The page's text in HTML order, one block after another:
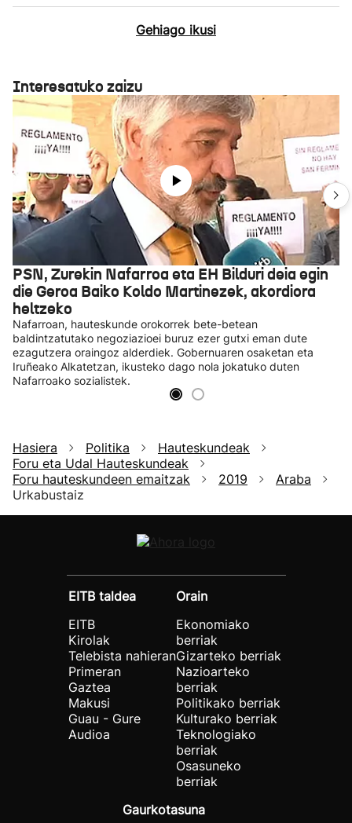
Gehiago ikusi
Interesatuko zaizu
PSN, Zurekin Nafarroa eta EH Bilduri deia egin
die Geroa Baiko Koldo Martinezek, akordiora
heltzeko
Nafarroan, hauteskunde orokorrek bete-betean
baldintzatutako negoziazioei buruz ezer gutxi eman dute
ezagutzera oraingoz alderdiek. Gobernuaren osaketan eta
Iruñeako Alkatetzan, ikusteko dago nola jokatuko duten
Nafarroako sozialistek.
Hasiera Politika
Hauteskundeak
Foru eta Udal Hauteskundeak
Foru hauteskundeen emaitzak
2019
Araba
Urkabustaiz
EITB taldea
EITB
Kirolak
Telebista nahieran
Primeran
Gaztea
Makusi
Guau - Gure
Audioa
Orain
Ekonomiako
berriak
Gizarteko berriak
Nazioarteko
berriak
Politikako berriak
Kulturako berriak
Teknologiako
berriak
Osasuneko
berriak
Gaurkotasuna